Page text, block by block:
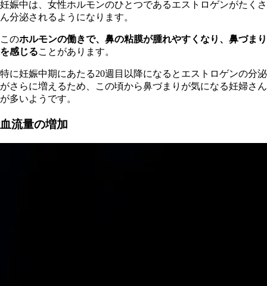
妊娠中は、女性ホルモンのひとつであるエストロゲンがたくさ
ん分泌されるようになります。
このホルモンの働きで、鼻の粘膜が腫れやすくなり、鼻づまり
を感じることがあります。
特に妊娠中期にあたる20週目以降になるとエストロゲンの分泌
がさらに増えるため、この頃から鼻づまりが気になる妊婦さん
が多いようです。
血流量の増加